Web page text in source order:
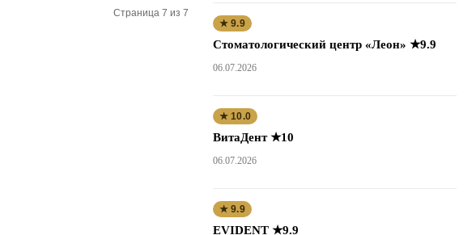
Страница 7 из 7
★ 9.9
Стоматологический центр «Леон» ★9.9
06.07.2026
★ 10.0
ВитаДент ★10
06.07.2026
★ 9.9
EVIDENT ★9.9